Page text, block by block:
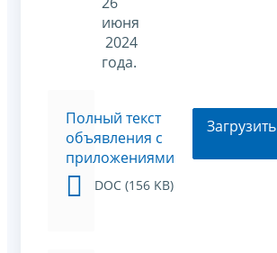
июня
2024
года.
Полный текст
объявления с
приложениями
DOC (156 KB)
Загрузить